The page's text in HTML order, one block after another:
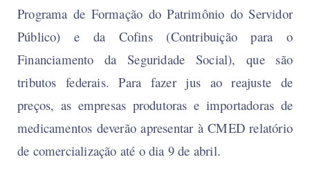
Programa de Formação do Patrimônio do Servidor
Público) e da Cofins (Contribuição para o
Financiamento da Seguridade Social), que são
tributos federais. Para fazer jus ao reajuste de
preços, as empresas produtoras e importadoras de
medicamentos deverão apresentar à CMED relatório
de comercialização até o dia 9 de abril.